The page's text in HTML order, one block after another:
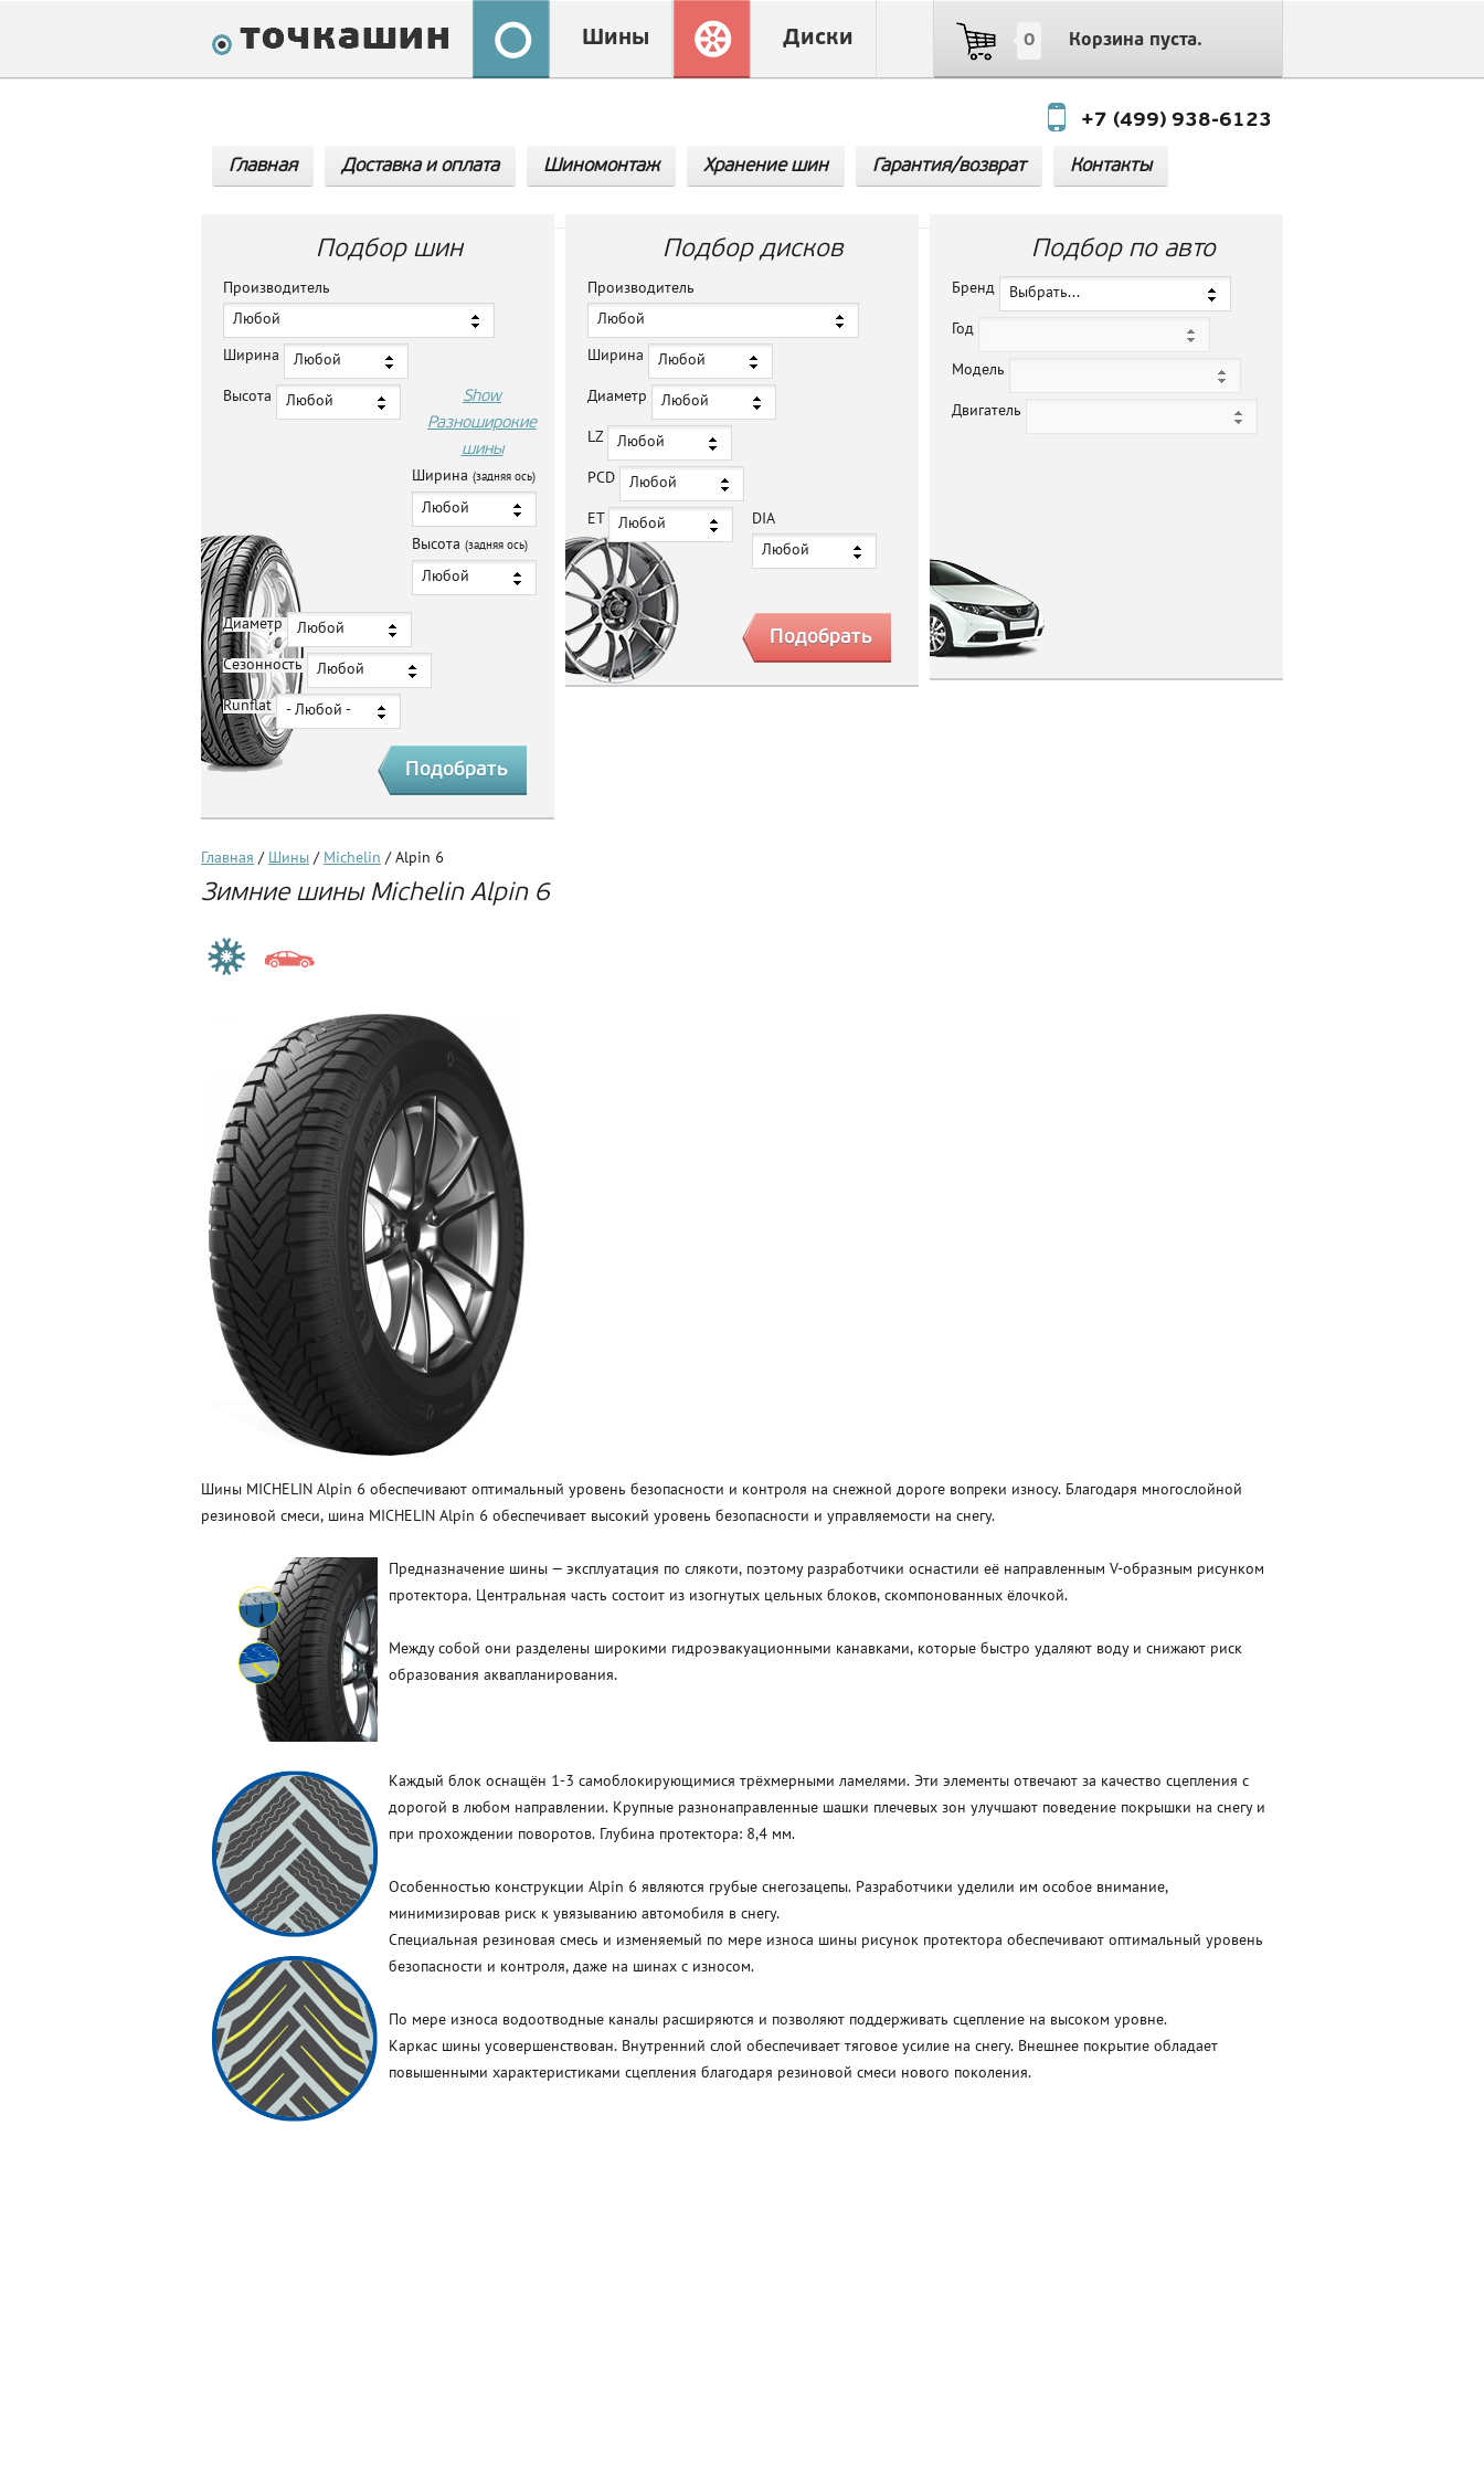
0 Корзина пуста.
Шины Диски
+7 (499) 938-6123
Главная Доставка и оплата Шиномонтаж Хранение шин Гарантия/возврат Контакты
Подбор шин
Производитель
Любой
Ширина Любой
Высота Любой
Show
Разноширокие
шины
Ширина (задняя ось)
Любой
Высота (задняя ось)
Любой
Диаметр Любой
Сезонность Любой
Runflat - Любой -
Подбор дисков
Производитель
Любой
Ширина Любой
Диаметр Любой
LZ Любой
PCD Любой
ET Любой DIA
Любой
Подбор по авто
Бренд Выбрать...
Год
Модель
Двигатель
Главная / Шины / Michelin / Alpin 6
Зимние шины Michelin Alpin 6
Шины MICHELIN Alpin 6 обеспечивают оптимальный уровень безопасности и контроля на снежной дороге вопреки износу. Благодаря многослойной
резиновой смеси, шина MICHELIN Alpin 6 обеспечивает высокий уровень безопасности и управляемости на снегу.
Предназначение шины — эксплуатация по слякоти, поэтому разработчики оснастили её направленным V-образным рисунком
протектора. Центральная часть состоит из изогнутых цельных блоков, скомпонованных ёлочкой.
Между собой они разделены широкими гидроэвакуационными канавками, которые быстро удаляют воду и снижают риск
образования аквапланирования.
Каждый блок оснащён 1-3 самоблокирующимися трёхмерными ламелями. Эти элементы отвечают за качество сцепления с
дорогой в любом направлении. Крупные разнонаправленные шашки плечевых зон улучшают поведение покрышки на снегу и
при прохождении поворотов. Глубина протектора: 8,4 мм.
Особенностью конструкции Alpin 6 являются грубые снегозацепы. Разработчики уделили им особое внимание,
минимизировав риск к увязыванию автомобиля в снегу.
Специальная резиновая смесь и изменяемый по мере износа шины рисунок протектора обеспечивают оптимальный уровень
безопасности и контроля, даже на шинах с износом.
По мере износа водоотводные каналы расширяются и позволяют поддерживать сцепление на высоком уровне.
Каркас шины усовершенствован. Внутренний слой обеспечивает тяговое усилие на снегу. Внешнее покрытие обладает
повышенными характеристиками сцепления благодаря резиновой смеси нового поколения.